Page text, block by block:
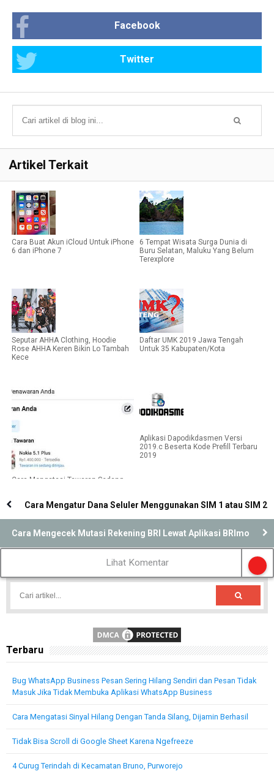
Facebook
Twitter
Artikel Terkait
Cara Buat Akun iCloud Untuk iPhone
6 dan iPhone 7
6 Tempat Wisata Surga Dunia di
Buru Selatan, Maluku Yang Belum
Terexplore
Seputar AHHA Clothing, Hoodie
Rose AHHA Keren Bikin Lo Tambah
Kece
Daftar UMK 2019 Jawa Tengah
Untuk 35 Kabupaten/Kota
Cara Mengatasi Tawaran Sedang
Aplikasi Dapodikdasmen Versi
2019.c Beserta Kode Prefill Terbaru
2019
Cara Mengatur Dana Seluler Menggunakan SIM 1 atau SIM 2
Cara Mengecek Mutasi Rekening BRI Lewat Aplikasi BRImo
Lihat Komentar
Terbaru
Bug WhatsApp Business Pesan Sering Hilang Sendiri dan Pesan Tidak
Masuk Jika Tidak Membuka Aplikasi WhatsApp Business
Cara Mengatasi Sinyal Hilang Dengan Tanda Silang, Dijamin Berhasil
Tidak Bisa Scroll di Google Sheet Karena Ngefreeze
4 Curug Terindah di Kecamatan Bruno, Purworejo